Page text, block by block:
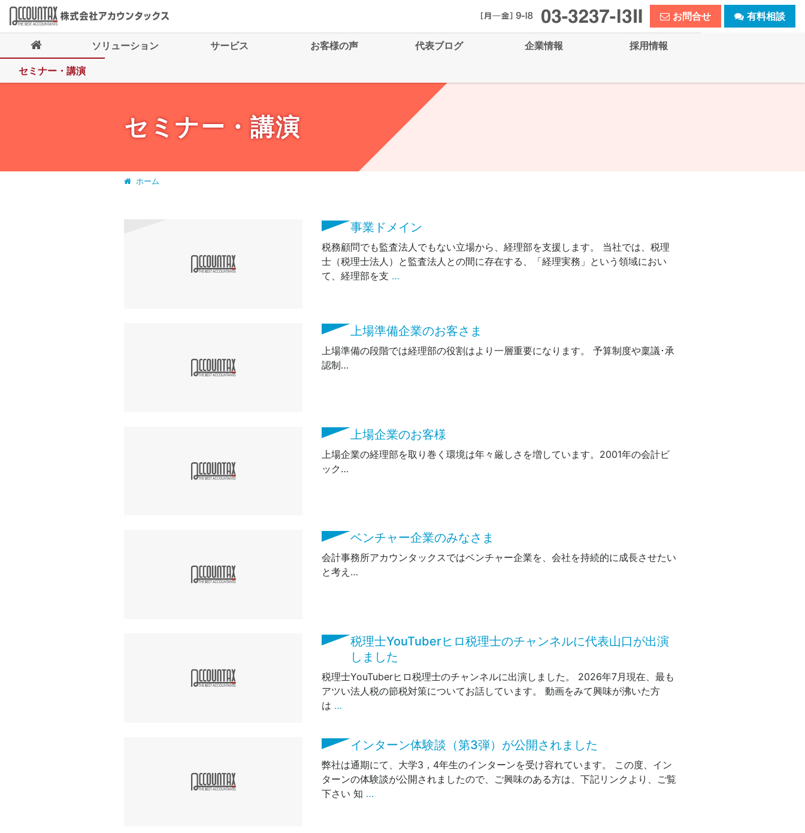
お問合せ 有料相談
ソリューション サービス お客様の声 代表ブログ 企業情報 採用情報
セミナー・講演
セミナー・講演
ホーム
事業ドメイン
税務顧問でも監査法人でもない立場から、経理部を支援します。 当社では、税理
士（税理士法人）と監査法人との間に存在する、「経理実務」という領域におい
て、経理部を支 …
上場準備企業のお客さま
上場準備の段階では経理部の役割はより一層重要になります。 予算制度や稟議･承
認制…
上場企業のお客様
上場企業の経理部を取り巻く環境は年々厳しさを増しています。2001年の会計ビ
ック…
ベンチャー企業のみなさま
会計事務所アカウンタックスではベンチャー企業を、会社を持続的に成長させたい
と考え…
税理士YouTuberヒロ税理士のチャンネルに代表山口が出演
しました
税理士YouTuberヒロ税理士のチャンネルに出演しました。 2026年7月現在、最も
アツい法人税の節税対策についてお話しています。 動画をみて興味が沸いた方
は …
インターン体験談（第3弾）が公開されました
弊社は通期にて、大学3，4年生のインターンを受け容れています。 この度、イン
ターンの体験談が公開されましたので、ご興味のある方は、下記リンクより、ご覧
下さい 知 …